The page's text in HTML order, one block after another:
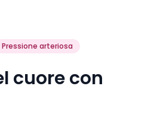
Pressione arteriosa
cuore con